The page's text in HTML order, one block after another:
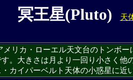
冥王星(Pluto) 天
リカ・ローエル天文台のトンボー
大きさは月より一回り小さく他
イパーベルト天体の小惑星に近い